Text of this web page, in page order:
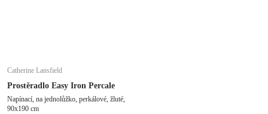
Catherine Lansfield
Prostěradlo Easy Iron Percale
Napínací, na jednolůžko, perkálové, žluté,
90x190 cm